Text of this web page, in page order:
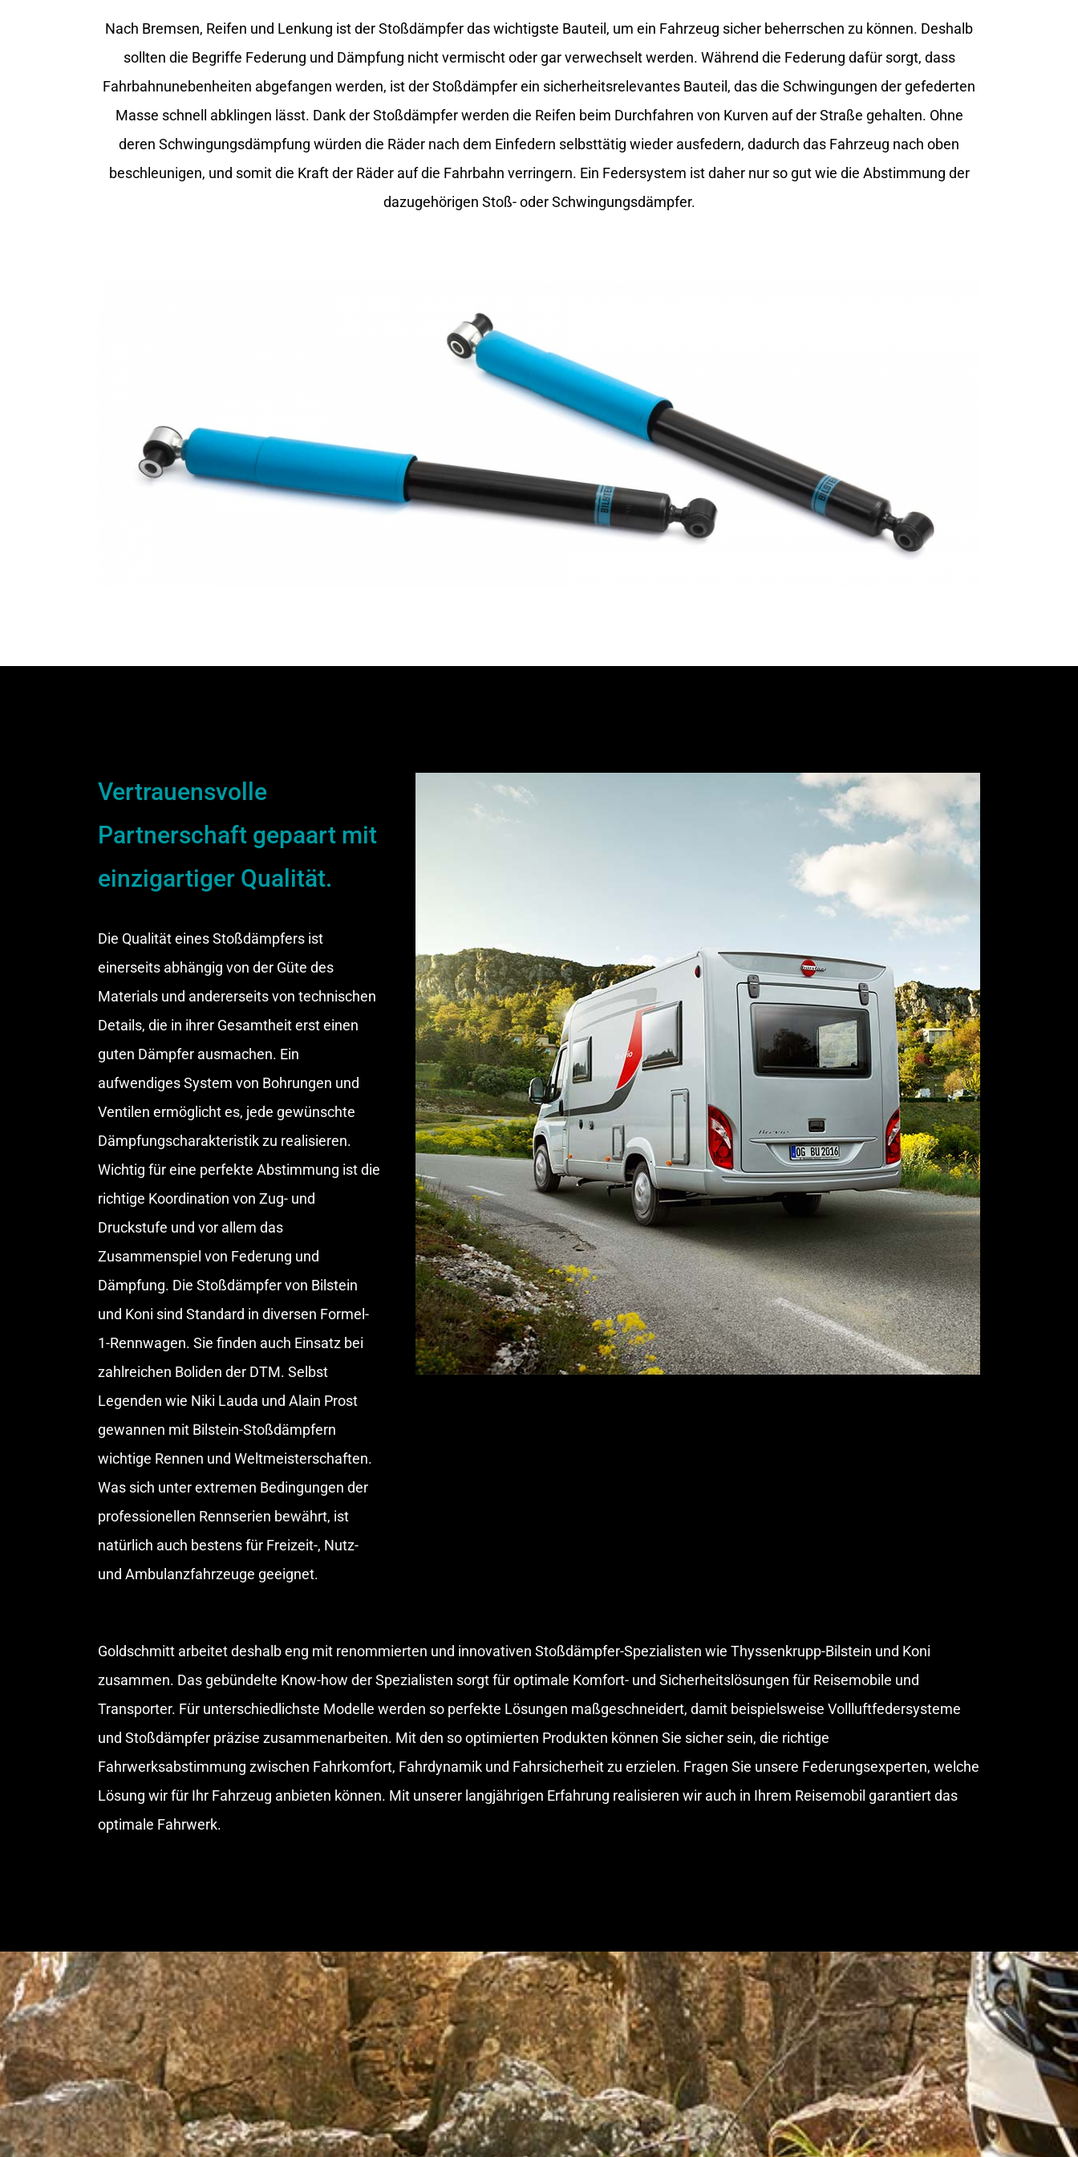
Nach Bremsen, Reifen und Lenkung ist der Stoßdämpfer das wichtigste Bauteil, um ein Fahrzeug sicher beherrschen zu können. Deshalb
sollten die Begriffe Federung und Dämpfung nicht vermischt oder gar verwechselt werden. Während die Federung dafür sorgt, dass
Fahrbahnunebenheiten abgefangen werden, ist der Stoßdämpfer ein sicherheitsrelevantes Bauteil, das die Schwingungen der gefederten
Masse schnell abklingen lässt. Dank der Stoßdämpfer werden die Reifen beim Durchfahren von Kurven auf der Straße gehalten. Ohne
deren Schwingungsdämpfung würden die Räder nach dem Einfedern selbsttätig wieder ausfedern, dadurch das Fahrzeug nach oben
beschleunigen, und somit die Kraft der Räder auf die Fahrbahn verringern. Ein Federsystem ist daher nur so gut wie die Abstimmung der
dazugehörigen Stoß- oder Schwingungsdämpfer.
Vertrauensvolle
Partnerschaft gepaart mit
einzigartiger Qualität.
Die Qualität eines Stoßdämpfers ist
einerseits abhängig von der Güte des
Materials und andererseits von technischen
Details, die in ihrer Gesamtheit erst einen
guten Dämpfer ausmachen. Ein
aufwendiges System von Bohrungen und
Ventilen ermöglicht es, jede gewünschte
Dämpfungscharakteristik zu realisieren.
Wichtig für eine perfekte Abstimmung ist die
richtige Koordination von Zug- und
Druckstufe und vor allem das
Zusammenspiel von Federung und
Dämpfung. Die Stoßdämpfer von Bilstein
und Koni sind Standard in diversen Formel-
1-Rennwagen. Sie finden auch Einsatz bei
zahlreichen Boliden der DTM. Selbst
Legenden wie Niki Lauda und Alain Prost
gewannen mit Bilstein-Stoßdämpfern
wichtige Rennen und Weltmeisterschaften.
Was sich unter extremen Bedingungen der
professionellen Rennserien bewährt, ist
natürlich auch bestens für Freizeit-, Nutz-
und Ambulanzfahrzeuge geeignet.
Goldschmitt arbeitet deshalb eng mit renommierten und innovativen Stoßdämpfer-Spezialisten wie Thyssenkrupp-Bilstein und Koni
zusammen. Das gebündelte Know-how der Spezialisten sorgt für optimale Komfort- und Sicherheitslösungen für Reisemobile und
Transporter. Für unterschiedlichste Modelle werden so perfekte Lösungen maßgeschneidert, damit beispielsweise Vollluftfedersysteme
und Stoßdämpfer präzise zusammenarbeiten. Mit den so optimierten Produkten können Sie sicher sein, die richtige
Fahrwerksabstimmung zwischen Fahrkomfort, Fahrdynamik und Fahrsicherheit zu erzielen. Fragen Sie unsere Federungsexperten, welche
Lösung wir für Ihr Fahrzeug anbieten können. Mit unserer langjährigen Erfahrung realisieren wir auch in Ihrem Reisemobil garantiert das
optimale Fahrwerk.